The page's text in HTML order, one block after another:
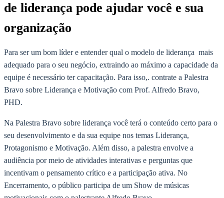
de liderança pode ajudar você e sua
organização
Para ser um bom líder e entender qual o modelo de liderança mais
adequado para o seu negócio, extraindo ao máximo a capacidade da
equipe é necessário ter capacitação. Para isso,. contrate a Palestra
Bravo sobre Liderança e Motivação com Prof. Alfredo Bravo,
PHD.
Na Palestra Bravo sobre liderança você terá o conteúdo certo para o
seu desenvolvimento e da sua equipe nos temas Liderança,
Protagonismo e Motivação. Além disso, a palestra envolve a
audiência por meio de atividades interativas e perguntas que
incentivam o pensamento crítico e a participação ativa. No
Encerramento, o público participa de um Show de músicas